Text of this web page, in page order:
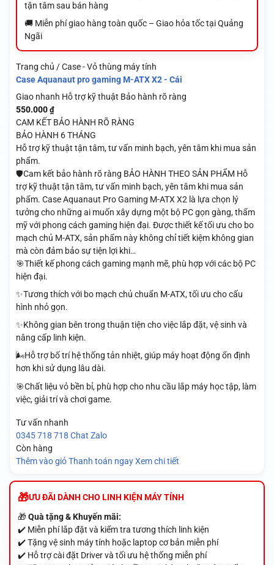
tận tâm sau bán hàng
🚚 Miễn phí giao hàng toàn quốc – Giao hỏa tốc tại Quảng
Ngãi
Trang chủ / Case - Vỏ thùng máy tính
Case Aquanaut pro gaming M-ATX X2 - Cái
Giao nhanh Hỗ trợ kỹ thuật Bảo hành rõ ràng
550.000 ₫
CAM KẾT BẢO HÀNH RÕ RÀNG
BẢO HÀNH 6 THÁNG
Hỗ trợ kỹ thuật tận tâm, tư vấn minh bạch, yên tâm khi mua sản
phẩm.
🛡️Cam kết bảo hành rõ ràng BẢO HÀNH THEO SẢN PHẨM Hỗ
trợ kỹ thuật tận tâm, tư vấn minh bạch, yên tâm khi mua sản
phẩm. Case Aquanaut Pro Gaming M-ATX X2 là lựa chọn lý
tưởng cho những ai muốn xây dựng một bộ PC gọn gàng, thẩm
mỹ với phong cách gaming hiện đại. Được thiết kế tối ưu cho bo
mạch chủ M-ATX, sản phẩm này không chỉ tiết kiệm không gian
mà còn đảm bảo sự tiện lợi khi…
🎯Thiết kế phong cách gaming mạnh mẽ, phù hợp với các bộ PC
hiện đại.
✨Tương thích với bo mạch chủ chuẩn M-ATX, tối ưu cho cấu
hình nhỏ gọn.
✨Không gian bên trong thuận tiện cho việc lắp đặt, vệ sinh và
nâng cấp linh kiện.
🌬️Hỗ trợ bố trí hệ thống tản nhiệt, giúp máy hoạt động ổn định
hơn khi sử dụng lâu dài.
🎯Chất liệu vỏ bền bỉ, phù hợp cho nhu cầu lắp máy học tập, làm
việc, giải trí và chơi game.
Tư vấn nhanh
0345 718 718 Chat Zalo
Còn hàng
Thêm vào giỏ Thanh toán ngay Xem chi tiết
ƯU ĐÃI DÀNH CHO LINH KIỆN MÁY TÍNH
🎁Quà tặng & Khuyến mãi:
✔️ Miễn phí lắp đặt và kiểm tra tương thích linh kiện
✔️ Tặng vệ sinh máy tính hoặc laptop cơ bản miễn phí
✔️ Hỗ trợ cài đặt Driver và tối ưu hệ thống miễn phí